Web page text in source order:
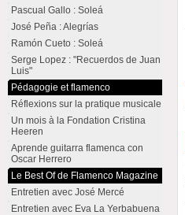
Pascual Gallo : Soleá
José Peña : Alegrías
Ramón Cueto : Soleá
Serge Lopez : "Recuerdos de Juan
Luis"
Pédagogie et flamenco
Réflexions sur la pratique musicale
Un mois à la Fondation Cristina
Heeren
Aprende guitarra flamenca con
Oscar Herrero
Le Best Of de Flamenco Magazine
Entretien avec José Mercé
Entretien avec Eva La Yerbabuena